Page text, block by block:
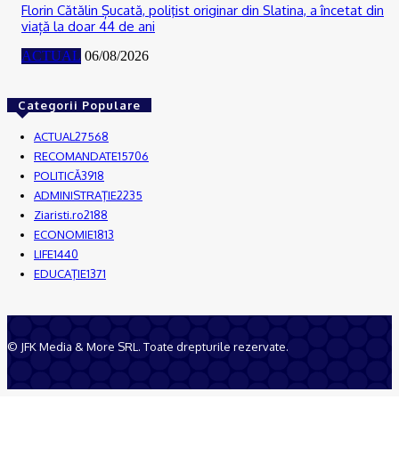
Florin Cătălin Șucată, poliţist originar din Slatina, a încetat din
viață la doar 44 de ani
ACTUAL 06/08/2026
Categorii Populare
ACTUAL 27568
RECOMANDATE15706
POLITICĂ3918
ADMINISTRAŢIE2235
Ziaristi.ro2188
ECONOMIE1813
LIFE1440
EDUCAŢIE1371
© JFK Media & More SRL. Toate drepturile rezervate.